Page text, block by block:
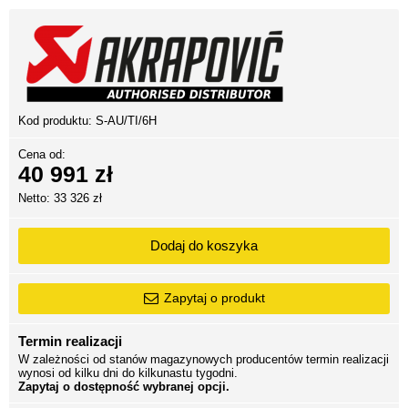
Kod produktu: S-AU/TI/6H
Cena od:
40 991 zł
Netto: 33 326 zł
Dodaj do koszyka
Zapytaj o produkt
Termin realizacji
W zależności od stanów magazynowych producentów termin realizacji
wynosi od kilku dni do kilkunastu tygodni.
Zapytaj o dostępność wybranej opcji.